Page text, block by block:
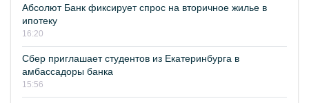
Абсолют Банк фиксирует спрос на вторичное жилье в
ипотеку
16:20
Сбер приглашает студентов из Екатеринбурга в
амбассадоры банка
15:56